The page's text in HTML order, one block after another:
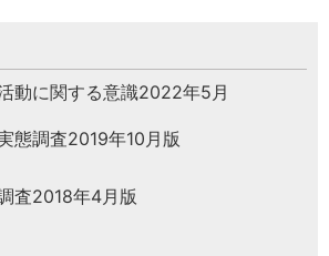
動に関する意識2022年5月
態調査2019年10月版
査2018年4月版